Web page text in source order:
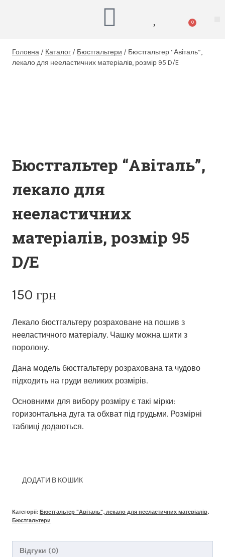
0
Головна / Каталог / Бюстгальтери / Бюстгальтер “Авіталь”,
лекало для нееластичних матеріалів, розмір 95 D/E
Бюстгальтер “Авіталь”,
лекало для
нееластичних
матеріалів, розмір 95
D/E
150 грн
Лекало бюстгальтеру розраховане на пошив з
нееластичного матеріалу. Чашку можна шити з
поролону.
Дана модель бюстгальтеру розрахована та чудово
підходить на груди великих розмірів.
Основними для вибору розміру є такі мірки:
горизонтальна дуга та обхват під грудьми. Розмірні
таблиці додаються.
ДОДАТИ В КОШИК
Категорії: Бюстгальтер "Авіталь", лекало для нееластичних матеріалів,
Бюстгальтери
Відгуки (0)